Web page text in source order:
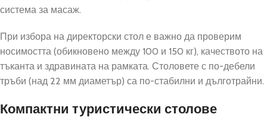
система за масаж.
При избора на директорски стол е важно да проверим
носимостта (обикновено между 100 и 150 кг), качеството на
тъканта и здравината на рамката. Столовете с по-дебели
тръби (над 22 мм диаметър) са по-стабилни и дълготрайни.
Компактни туристически столове